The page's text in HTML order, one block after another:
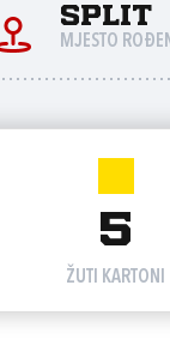
Split
MJESTO
5
ŽUTI KARTONI